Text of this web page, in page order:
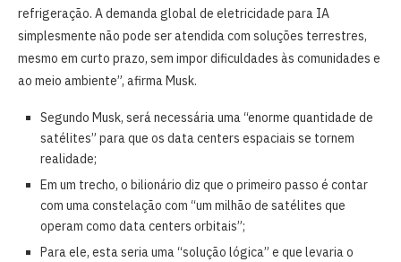
refrigeração. A demanda global de eletricidade para IA
simplesmente não pode ser atendida com soluções terrestres,
mesmo em curto prazo, sem impor dificuldades às comunidades e
ao meio ambiente”, afirma Musk.
Segundo Musk, será necessária uma “enorme quantidade de
satélites” para que os data centers espaciais se tornem
realidade;
Em um trecho, o bilionário diz que o primeiro passo é contar
com uma constelação com “um milhão de satélites que
operam como data centers orbitais”;
Para ele, esta seria uma “solução lógica” e que levaria o